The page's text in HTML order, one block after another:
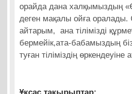
орайда дана халқымыздың
деген мақалы ойға
айтарым, ана тілімізді
бермейік,ата-бабамыздың
туған тіліміздің